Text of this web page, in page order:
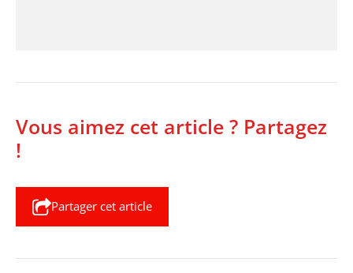
Vous aimez cet article ? Partagez
!
Partager cet article